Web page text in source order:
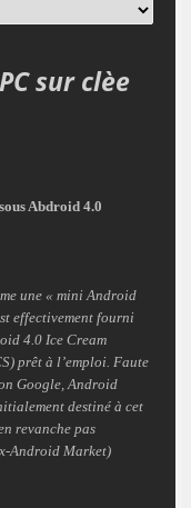
sur clèe
Abdroid 4.0
une « mini Android
effectivement fourni
4.0 Ice Cream
prêt à l’emploi. Faute
Google, Android
destiné à cet
revanche pas
Android Market)